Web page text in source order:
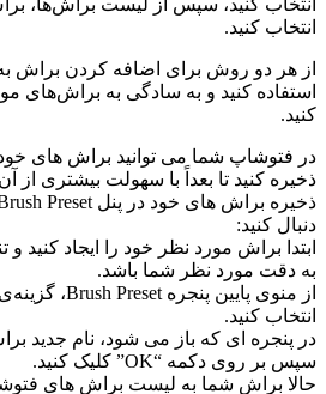
انتخاب کنید.
از هر دو روش برای اضافه کردن براش
استفاده کنید و به سادگی به براش‌های
کنید.
ذخیره کنید تا بعداً با سهولت بیشتری از
دنبال کنید:
ابتدا براش مورد نظر خود را ایجاد کنید و
به دقت مورد نظر شما باشد.
انتخاب کنید.
در پنجره ای که باز می شود، نام جدید
سپس بر روی دکمه “OK” کلیک کنید.